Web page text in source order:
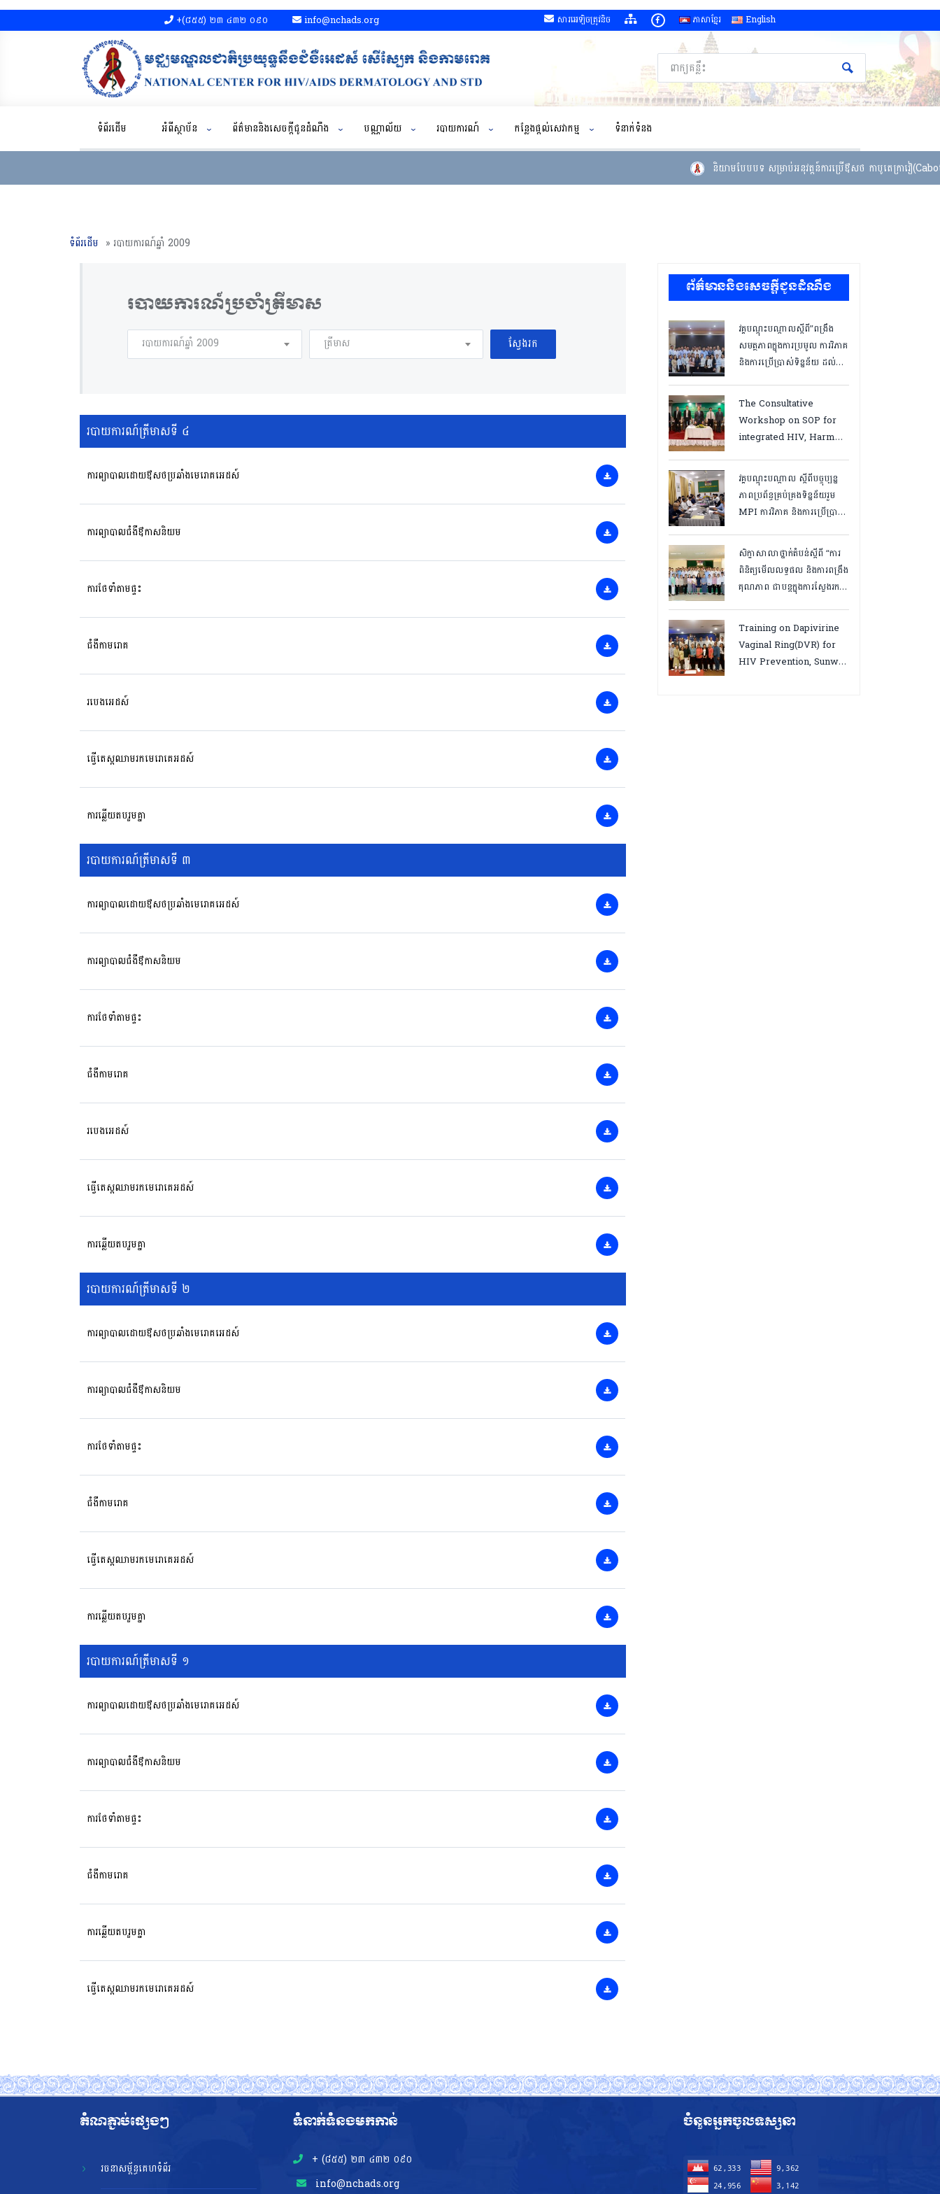
+(៨៥៥)​ ២៣​ ៤៣២ ០៩០​ info@nchads.org សារអេឡិចត្រូវនិច ភាសាខ្មែរ English
ទំព័រដើម អំពីស្ថាប័ន ព័ត៌មាននិងសេចក្តីជូនដំណឹង បណ្ណាល័យ របាយការណ៍ កន្លែងផ្តល់សេវាកម្ម ទំនាក់ទំនង
និយាមបែបបទ សម្រាប់អនុវត្តន៍ការប្រើឳសថ កាបូតេក្រាវៀ
ទំព័រដើម » របាយការណ៍ឆ្នាំ 2009
របាយការណ៍ប្រចាំត្រីមាស
របាយការណ៍ឆ្នាំ 2009 ត្រីមាស
របាយការណ៍ត្រីមាសទី ៤
ការព្យាបាលដោយឳសថប្រឆាំងមេរោគអេដស៍
ការព្យាបាលជំងឺឳកាសនិយម
ការថែទាំតាមផ្ទះ
ជំងឺកាមរោគ
របេងអេដស៍
ធ្វើតេស្តឈាមរកមេរោគេអដស៍
ការឆ្លើយតបរួមគ្នា
របាយការណ៍ត្រីមាសទី ៣
ការព្យាបាលដោយឳសថប្រឆាំងមេរោគអេដស៍
ការព្យាបាលជំងឺឳកាសនិយម
ការថែទាំតាមផ្ទះ
ជំងឺកាមរោគ
របេងអេដស៍
ធ្វើតេស្តឈាមរកមេរោគេអដស៍
ការឆ្លើយតបរួមគ្នា
របាយការណ៍ត្រីមាសទី ២
ការព្យាបាលដោយឳសថប្រឆាំងមេរោគអេដស៍
ការព្យាបាលជំងឺឳកាសនិយម
ការថែទាំតាមផ្ទះ
ជំងឺកាមរោគ
ធ្វើតេស្តឈាមរកមេរោគេអដស៍
ការឆ្លើយតបរួមគ្នា
របាយការណ៍ត្រីមាសទី ១
ការព្យាបាលដោយឳសថប្រឆាំងមេរោគអេដស៍
ការព្យាបាលជំងឺឳកាសនិយម
ការថែទាំតាមផ្ទះ
ជំងឺកាមរោគ
ការឆ្លើយតបរួមគ្នា
ធ្វើតេស្តឈាមរកមេរោគេអដស៍
ព័ត៌មាននិងសេចក្តីជូនដំណឹង
វគ្គបណ្ដុះបណ្ដាលស្តីពី”ពង្រឹង
សមត្ថភាពក្នុងការប្រមូល ការវិភាគ
និងការប្រើប្រាស់ទិន្នន័យ ដល់
និងមន្ត្រីទិន្នន័យថ្នាក់ខេត្ត
“,ថ្ងៃទី១២ ដល់ ១៣ ខែឧសភា
ឆ្នាំ២០២៦
The Consultative
Workshop on SOP for
integrated HIV, Harm
Health Services in
Cambodia.
វគ្គបណ្ដុះបណ្តាល ស្តីពីបច្ចុប្បន្ន
ភាពប្រព័ន្ធគ្រប់គ្រងទិន្នន័យរួម
MPI ការវិភាគ និងការប្រើប្រាស់
អេដស៍ថ្នាក់ខេត្ត, កំពត ថ្ងៃ២៣
ដល់ ២៤ ខែមិនា ២០២៦
សិក្ខាសាលាថ្នាក់តំបន់ស្តីពី “ការ
ពិនិត្យមើលលទ្ធផល និងការពង្រឹង
គុណភាព ជាបន្តក្នុងការស្វែងរក
បង្ការ និងថែទាំ ព្យាបាលអ្នកជំងឺ
អេដស៍ ដើម្បីឈានទៅសម្រេច
គោលដៅ ៩៥-៩៥-៩៥”, តាកែវ
ថ្ងៃទី១២-១៣ សីហា ២០២៥
Training on Dapivirine
Vaginal Ring(DVR) for
HIV Prevention, Sunway
តំណភ្ជាប់ផ្សេងៗ
រចនាសម្ព័ន្ធគេហទំព័រ
ទំនាក់ទំនងមកកាន់
+ (៨៥៥)​ ២៣​ ៤៣២ ០៩០
info@nchads.org
ចំនួនអ្នកចូលទស្សនា